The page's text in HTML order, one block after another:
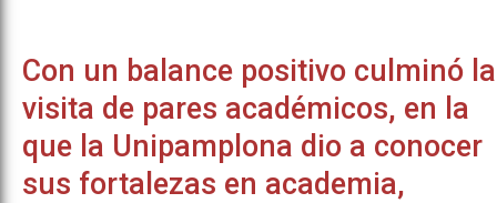
Con un balance positivo culminó la
visita de pares académicos, en la
que la Unipamplona dio a conocer
sus fortalezas en academia,